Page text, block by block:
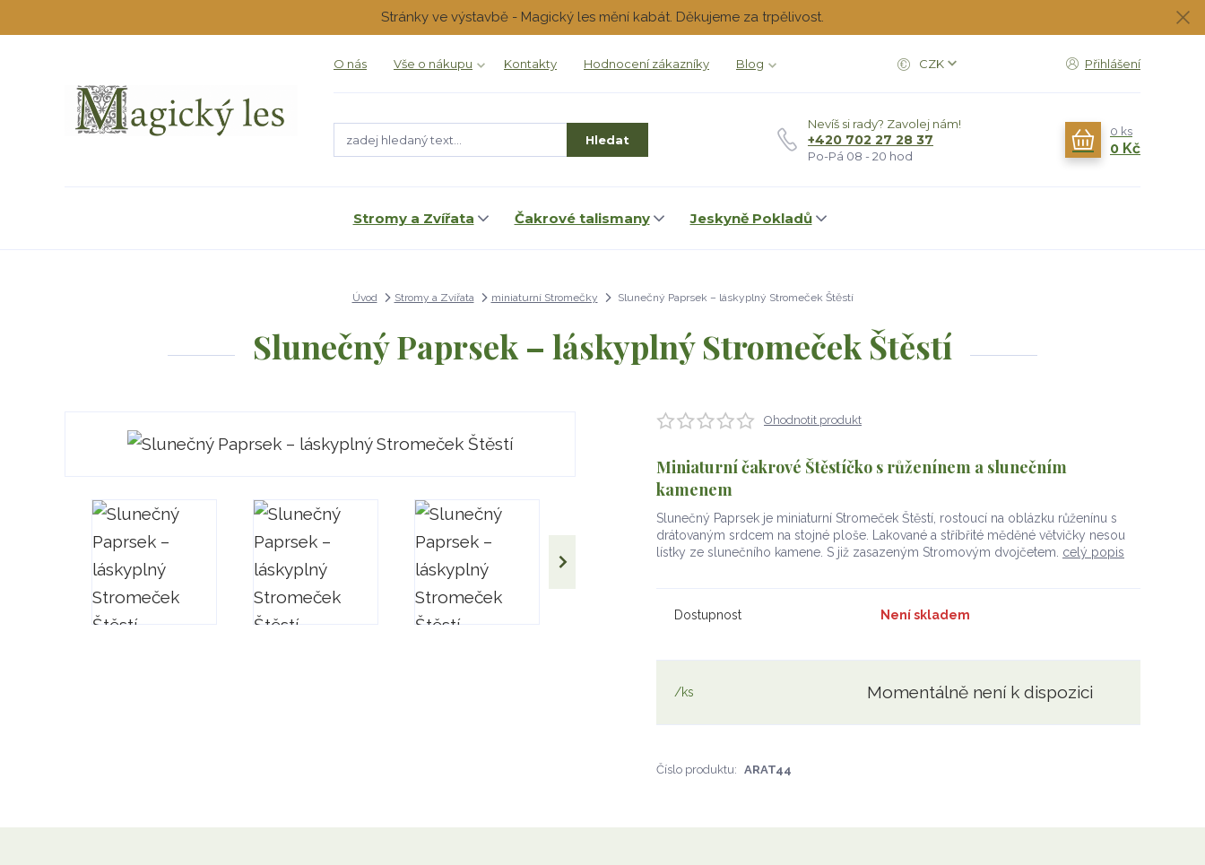
Stránky ve výstavbě - Magický les mění kabát. Děkujeme za trpělivost.
O nás Vše o nákupu Kontakty Hodnocení zákazníky Blog CZK Přihlášení
Hledat
Nevíš si rady? Zavolej nám!
+420 702 27 28 37
Po-Pá 08 - 20 hod
0 ks
0 Kč
Stromy a Zvířata Čakrové talismany Jeskyně Pokladů
Úvod Stromy a Zvířata miniaturní Stromečky Slunečný Paprsek – láskyplný Stromeček Štěstí
Slunečný Paprsek – láskyplný Stromeček Štěstí
Ohodnotit produkt
Miniaturní čakrové Štěstíčko s růženínem a slunečním
kamenem
Slunečný Paprsek je miniaturní Stromeček Štěstí, rostoucí na oblázku růženínu s
drátovaným srdcem na stojné ploše. Lakované a stříbřité měděné větvičky nesou
lístky ze slunečního kamene. S již zasazeným Stromovým dvojčetem. celý popis
Dostupnost Není skladem
/ks Momentálně není k dispozici
Číslo produktu: ARAT44